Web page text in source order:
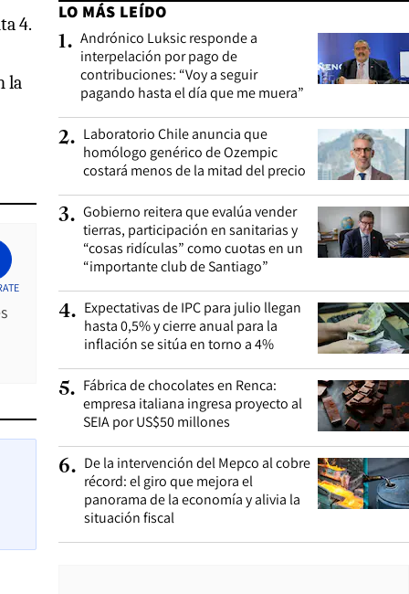
4.
la
LO MÁS LEÍDO
1. Andrónico Luksic responde a
interpelación por pago de
contribuciones: “Voy a seguir
pagando hasta el día que me muera”
2. Laboratorio Chile anuncia que
homólogo genérico de Ozempic
costará menos de la mitad del precio
3. Gobierno reitera que evalúa vender
tierras, participación en sanitarias y
“cosas ridículas” como cuotas en un
“importante club de Santiago”
4. Expectativas de IPC para julio llegan
hasta 0,5% y cierre anual para la
inflación se sitúa en torno a 4%
5. Fábrica de chocolates en Renca:
empresa italiana ingresa proyecto al
SEIA por US$50 millones
6. De la intervención del Mepco al cobre
récord: el giro que mejora el
panorama de la economía y alivia la
situación fiscal